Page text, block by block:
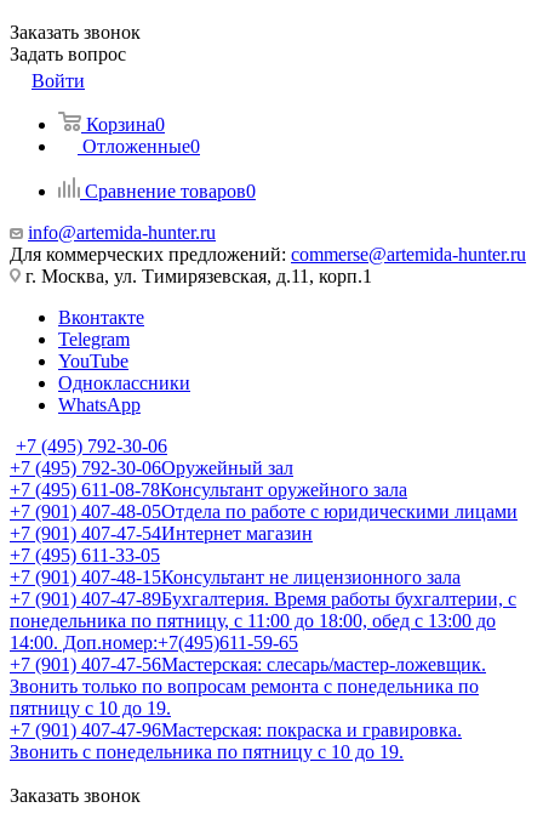
Заказать звонок
Задать вопрос
Войти
Корзина0
Отложенные0
Сравнение товаров0
info@artemida-hunter.ru
Для коммерческих предложений: commerse@artemida-hunter.ru
г. Москва, ул. Тимирязевская, д.11, корп.1
Вконтакте
Telegram
YouTube
Одноклассники
WhatsApp
+7 (495) 792-30-06
+7 (495) 792-30-06Оружейный зал
+7 (495) 611-08-78Консультант оружейного зала
+7 (901) 407-48-05Отдела по работе с юридическими лицами
+7 (901) 407-47-54Интернет магазин
+7 (495) 611-33-05
+7 (901) 407-48-15Консультант не лицензионного зала
+7 (901) 407-47-89Бухгалтерия. Время работы бухгалтерии, с
понедельника по пятницу, с 11:00 до 18:00, обед с 13:00 до
14:00. Доп.номер:+7(495)611-59-65
+7 (901) 407-47-56Мастерская: слесарь/мастер-ложевщик.
Звонить только по вопросам ремонта с понедельника по
пятницу с 10 до 19.
+7 (901) 407-47-96Мастерская: покраска и гравировка.
Звонить с понедельника по пятницу с 10 до 19.
Заказать звонок